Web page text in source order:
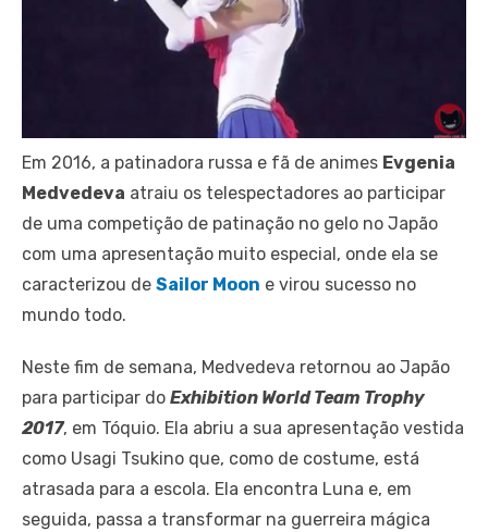
Em 2016, a patinadora russa e fã de animes Evgenia
Medvedeva atraiu os telespectadores ao participar
de uma competição de patinação no gelo no Japão
com uma apresentação muito especial, onde ela se
caracterizou de Sailor Moon e virou sucesso no
mundo todo.
Neste fim de semana, Medvedeva retornou ao Japão
para participar do Exhibition World Team Trophy
2017, em Tóquio. Ela abriu a sua apresentação vestida
como Usagi Tsukino que, como de costume, está
atrasada para a escola. Ela encontra Luna e, em
seguida, passa a transformar na guerreira mágica